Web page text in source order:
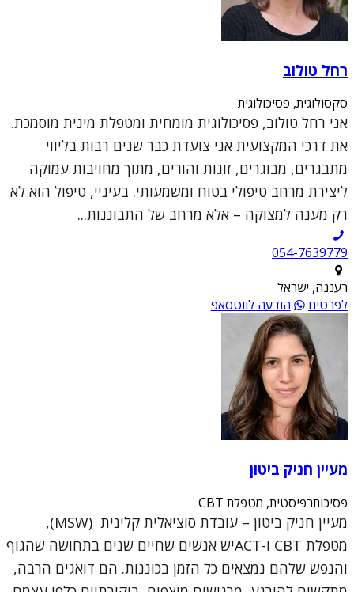
רחל טולוב
סקסולוגית, פסיכולוגית
אני רחל טולוב, פסיכולוגית מומחית ומטפלת מינית מוסמכת.
את דרכי המקצועית אני צועדת כבר שנים רבות בליווי
מתבגרים, מבוגרים, זוגות והורים, מתוך מחויבות עמוקה
ליצירת מרחב טיפולי בטוח ומשמעותי. בעיניי, טיפול הוא לא
רק מענה למצוקה – אלא מרחב של התבוננות...
054-7639779
רעננה, ישראל
לפרטים
הודעה לווטסאפ
מעיין חניק ביטון
פסיכותרפיסטית, מטפלת CBT
מעיין חניק ביטון – עובדת סוציאלית קלינית (MSW),
מטפלת CBT ו-ACTיש אנשים שחיים שנים בתחושה שהגוף
והנפש שלהם נמצאים כל הזמן בכוננות. הם דואגים הרבה,